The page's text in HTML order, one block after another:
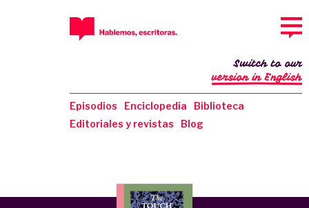
Episodios Enciclopedia
Biblioteca
Editoriales y revistas
Blog
Switch to our
version in English